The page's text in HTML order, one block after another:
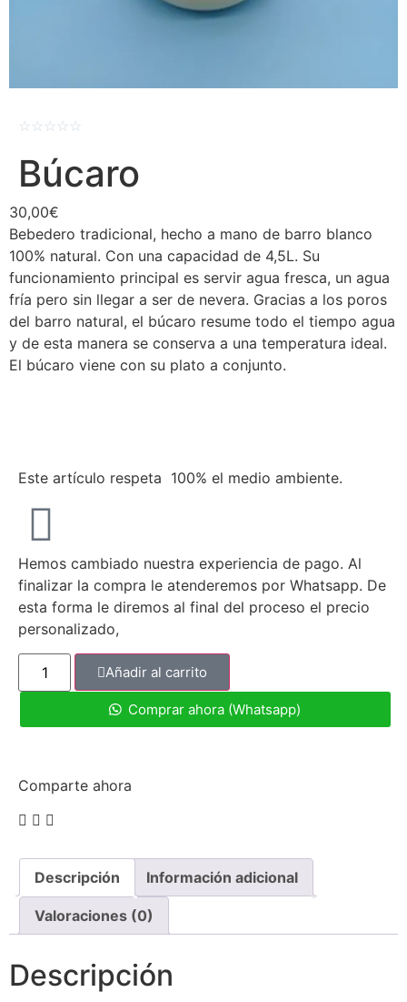
☆☆☆☆☆
Búcaro
30,00€
Bebedero tradicional, hecho a mano de barro blanco
100% natural. Con una capacidad de 4,5L. Su
funcionamiento principal es servir agua fresca, un agua
fría pero sin llegar a ser de nevera. Gracias a los poros
del barro natural, el búcaro resume todo el tiempo agua
y de esta manera se conserva a una temperatura ideal.
El búcaro viene con su plato a conjunto.
Este artículo respeta 100% el medio ambiente.
Hemos cambiado nuestra experiencia de pago. Al
finalizar la compra le atenderemos por Whatsapp. De
esta forma le diremos al final del proceso el precio
personalizado,
Añadir al carrito
Comprar ahora (Whatsapp)
Comparte ahora
Descripción Información adicional
Valoraciones (0)
Descripción